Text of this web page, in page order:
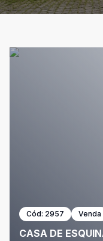
Cód: 2957 Venda
CASA DE